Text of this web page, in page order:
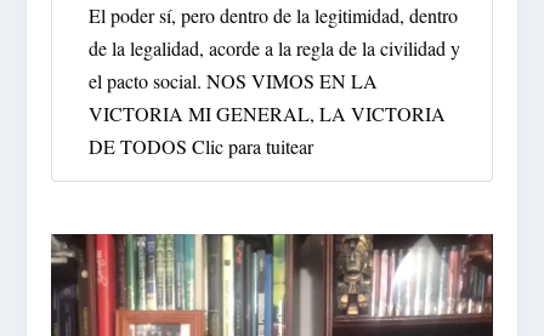
El poder sí, pero dentro de la legitimidad, dentro
de la legalidad, acorde a la regla de la civilidad y
el pacto social. NOS VIMOS EN LA
VICTORIA MI GENERAL, LA VICTORIA
DE TODOS Clic para tuitear
Reproductor
de
vídeo